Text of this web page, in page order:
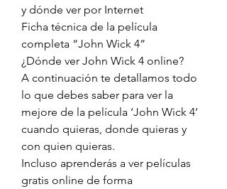
y dónde ver por Internet
Ficha técnica de la película
completa “John Wick 4”
¿Dónde ver John Wick 4 online?
A continuación te detallamos todo
lo que debes saber para ver la
mejore de la película ‘John Wick 4’
cuando quieras, donde quieras y
con quien quieras.
Incluso aprenderás a ver películas
gratis online de forma